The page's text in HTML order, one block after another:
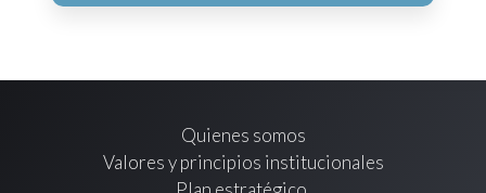
Quienes somos
Valores y principios institucionales